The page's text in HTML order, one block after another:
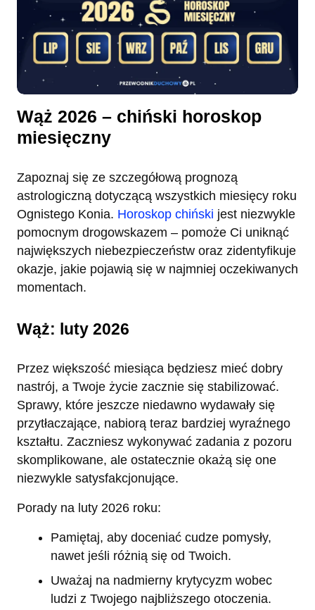
Wąż 2026 – chiński horoskop
miesięczny
Zapoznaj się ze szczegółową prognozą
astrologiczną dotyczącą wszystkich miesięcy roku
Ognistego Konia. Horoskop chiński jest niezwykle
pomocnym drogowskazem – pomoże Ci uniknąć
największych niebezpieczeństw oraz zidentyfikuje
okazje, jakie pojawią się w najmniej oczekiwanych
momentach.
Wąż: luty 2026
Przez większość miesiąca będziesz mieć dobry
nastrój, a Twoje życie zacznie się stabilizować.
Sprawy, które jeszcze niedawno wydawały się
przytłaczające, nabiorą teraz bardziej wyraźnego
kształtu. Zaczniesz wykonywać zadania z pozoru
skomplikowane, ale ostatecznie okażą się one
niezwykle satysfakcjonujące.
Porady na luty 2026 roku:
Pamiętaj, aby doceniać cudze pomysły,
nawet jeśli różnią się od Twoich.
Uważaj na nadmierny krytycyzm wobec
ludzi z Twojego najbliższego otoczenia.